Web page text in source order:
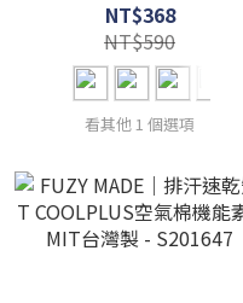
S201719
NT$368
NT$590
看其他 1 個選項